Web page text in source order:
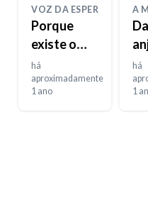
VOZ DA ESPERANÇA
Porque
existe o
mal?
há
aproximadamente
1 ano
A
há
1